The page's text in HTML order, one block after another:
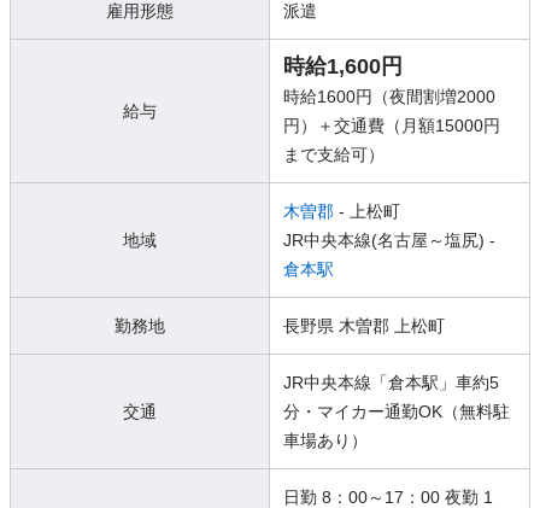
雇用形態 派遣
給与
時給1,600円
時給1600円（夜間割増2000
円）＋交通費（月額15000円
まで支給可）
地域
木曽郡 - 上松町
JR中央本線(名古屋～塩尻) -
倉本駅
勤務地 長野県 木曽郡 上松町
交通
JR中央本線「倉本駅」車約5
分・マイカー通勤OK（無料駐
車場あり）
日勤 8：00～17：00 夜勤 1